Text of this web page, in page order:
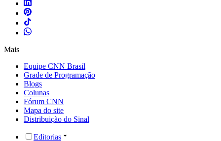
Mais
Equipe CNN Brasil
Grade de Programação
Blogs
Colunas
Fórum CNN
Mapa do site
Distribuição do Sinal
Editorias